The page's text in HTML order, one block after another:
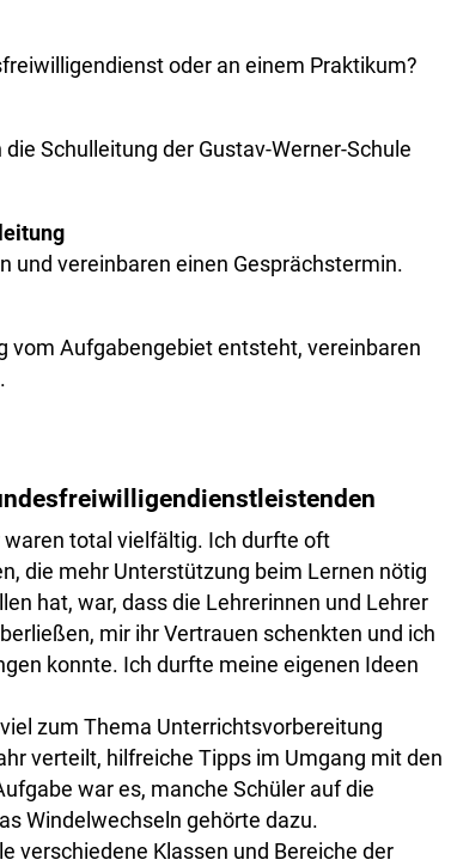
oder an einem Praktikum?
Schulleitung der Gustav-Werner-Schule
und vereinbaren einen Gesprächstermin.
vom Aufgabengebiet entsteht, vereinbaren
total vielfältig. Ich durfte oft
die mehr Unterstützung beim Lernen nötig
hat, war, dass die Lehrerinnen und Lehrer
mir ihr Vertrauen schenkten und ich
konnte. Ich durfte meine eigenen Ideen
zum Thema Unterrichtsvorbereitung
verteilt, hilfreiche Tipps im Umgang mit den
war es, manche Schüler auf die
Windelwechseln gehörte dazu.
verschiedene Klassen und Bereiche der